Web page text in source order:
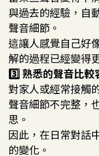
與過去的經驗，自
聲音細節。
這讓人感覺自己好
解的過程已經變得
3️⃣ 熟悉的聲音比較
對家人或經常接觸
聲音細節不完整，
思。
因此，在日常對話
的變化。